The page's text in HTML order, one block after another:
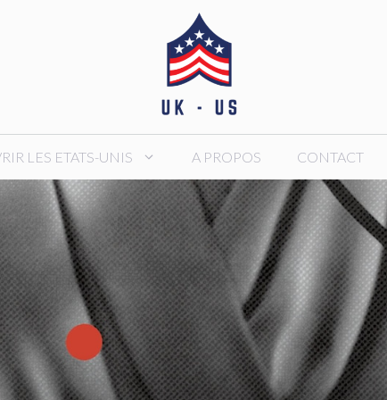
LES ETATS-UNIS A PROPOS CONTACT